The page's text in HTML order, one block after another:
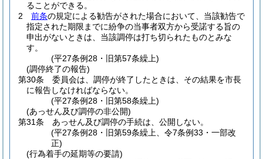
ることができる。
2
前条の規定による勧告がされた場合において、当該勧告で
指定された期限までに紛争の当事者双方から受諾する旨の
申出がないときは、当該調停は打ち切られたものとみな
す。
(平27条例28・旧第57条繰上)
(調停終了の報告)
第30条
委員会は、調停が終了したときは、その結果を市長
に報告しなければならない。
(平27条例28・旧第58条繰上)
(あっせん及び調停の非公開)
第31条
あっせん及び調停の手続は、公開しない。
(平27条例28・旧第59条繰上、令7条例33・一部改
正)
(行為着手の延期等の要請)